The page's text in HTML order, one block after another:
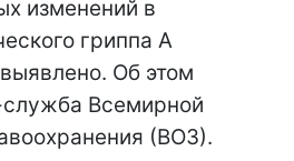
изменений в
гриппа А
Об этом
Всемирной
(ВОЗ).